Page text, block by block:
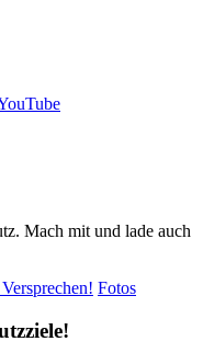
Mach mit und lade auch
Fotos